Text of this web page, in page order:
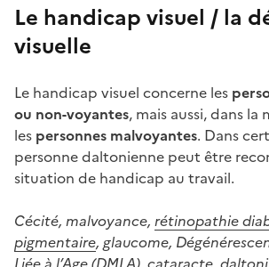
Le handicap visuel / la
visuelle
Le handicap visuel concerne les
ou non-voyantes, mais aussi, dans la
les personnes malvoyantes. Dans
personne daltonienne peut être
situation de handicap au travail.
Cécité, malvoyance, rétinopathie
pigmentaire, glaucome,